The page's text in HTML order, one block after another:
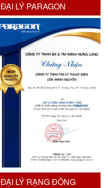
ĐẠI LÝ PARAGON
ĐẠI LÝ RẠNG ĐÔNG